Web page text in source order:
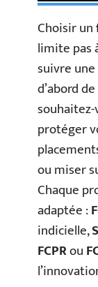
Choisir un
limite pas
suivre
d’abord
protéger
ou miser
Chaque
adaptée :
indicielle,
FCPRou